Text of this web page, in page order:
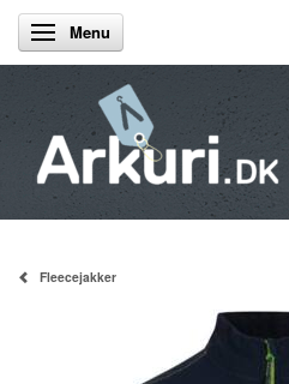
Skifte navigation
Menu
Fleecejakker